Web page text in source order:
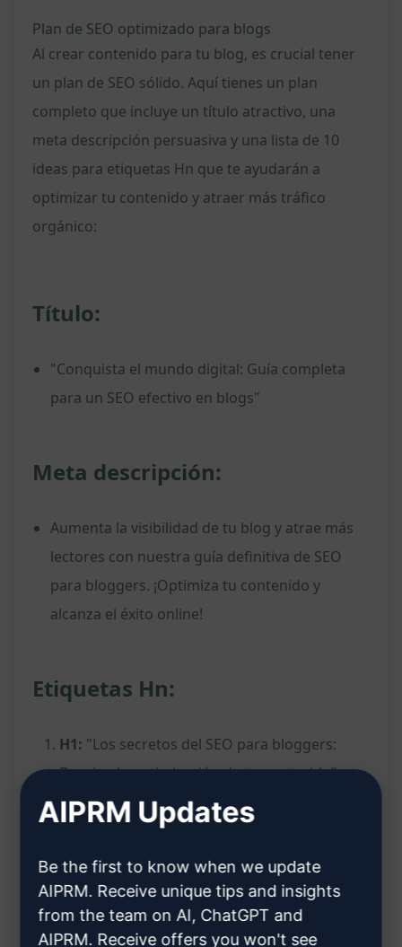
Plan de SEO optimizado para blogs
Al crear contenido para tu blog, es crucial tener
un plan de SEO sólido. Aquí tienes un plan
completo que incluye un título atractivo, una
meta descripción persuasiva y una lista de 10
ideas para etiquetas Hn que te ayudarán a
optimizar tu contenido y atraer más tráfico
orgánico:
Título:
"Conquista el mundo digital: Guía completa
para un SEO efectivo en blogs"
Meta descripción:
Aumenta la visibilidad de tu blog y atrae más
lectores con nuestra guía definitiva de SEO
para bloggers. ¡Optimiza tu contenido y
alcanza el éxito online!
Etiquetas Hn:
H1: "Los secretos del SEO para bloggers:
Domina la optimización de tu contenido"
H2:"Por qué el SEO es clave para el éxito de
H2:"La importancia de un título SEO-friendly
en tus publicaciones"
AIPRM Updates
Be the first to know when we update
AIPRM. Receive unique tips and insights
from the team on AI, ChatGPT and
AIPRM. Receive offers you won't see